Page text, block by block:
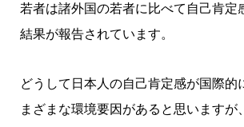
若者は諸外国の若者に比べて自己肯定
結果が報告されています。
どうして日本人の自己肯定感が国際的
まざまな環境要因があると思いますが